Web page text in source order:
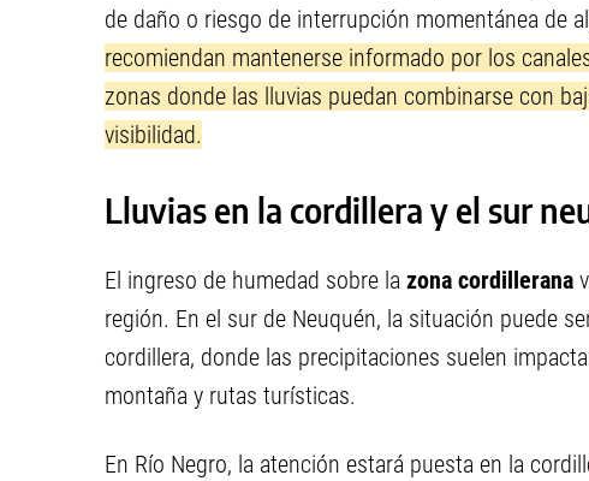
de daño o riesgo de interrupción momentánea de
recomiendan mantenerse informado por los
zonas donde las lluvias puedan combinarse con
visibilidad.
Lluvias en la cordillera y el sur
El ingreso de humedad sobre la zona cordillerana
región. En el sur de Neuquén, la situación puede
cordillera, donde las precipitaciones suelen
montaña y rutas turísticas.
En Río Negro, la atención estará puesta en la